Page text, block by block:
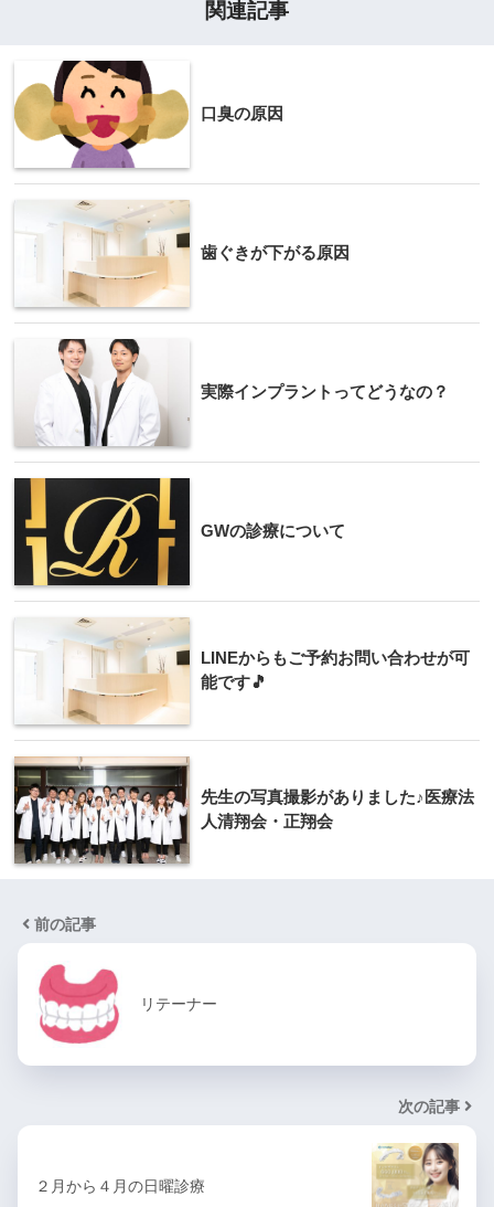
関連記事
口臭の原因
歯ぐきが下がる原因
実際インプラントってどうなの？
GWの診療について
LINEからもご予約お問い合わせが可
能です🎵
先生の写真撮影がありました♪医療法
人清翔会・正翔会
前の記事
リテーナー
次の記事
２月から４月の日曜診療